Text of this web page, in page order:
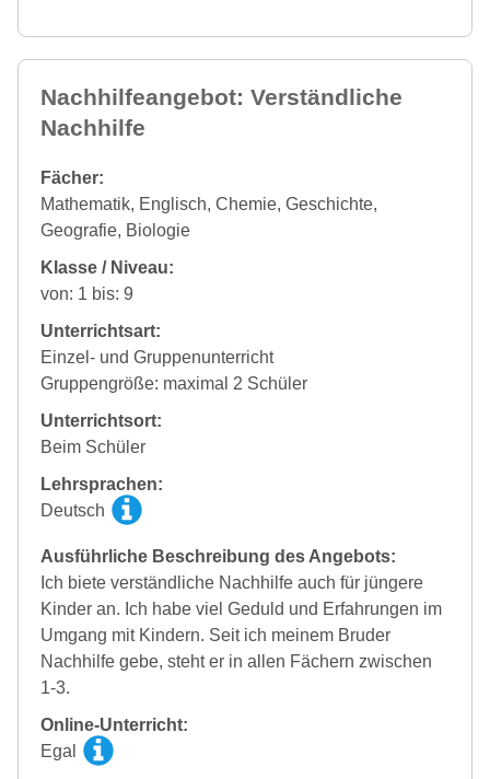
Nachhilfeangebot: Verständliche
Nachhilfe
Fächer:
Mathematik, Englisch, Chemie, Geschichte,
Geografie, Biologie
Klasse / Niveau:
von: 1 bis: 9
Unterrichtsart:
Einzel- und Gruppenunterricht
Gruppengröße: maximal 2 Schüler
Unterrichtsort:
Beim Schüler
Lehrsprachen:
Deutsch
Ausführliche Beschreibung des Angebots:
Ich biete verständliche Nachhilfe auch für jüngere
Kinder an. Ich habe viel Geduld und Erfahrungen im
Umgang mit Kindern. Seit ich meinem Bruder
Nachhilfe gebe, steht er in allen Fächern zwischen
1-3.
Online-Unterricht:
Egal